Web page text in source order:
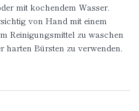
mit kochendem Wasser.
von Hand mit einem
Reinigungsmittel zu waschen
harten Bürsten zu verwenden.